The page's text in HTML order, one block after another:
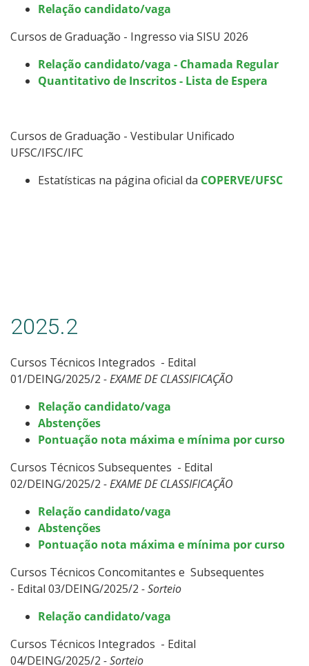
Relação candidato/vaga
Cursos de Graduação - Ingresso via SISU 2026
​​​​Relação candidato/vaga - Chamada Regular
Quantitativo de Inscritos - Lista de Espera
Cursos de Graduação - Vestibular Unificado
UFSC/IFSC/IFC
Estatísticas na página oficial da COPERVE/UFSC
2025.2
Cursos Técnicos Integrados - Edital
01/DEING/2025/2 - EXAME DE CLASSIFICAÇÃO
Relação candidato/vaga
Abstenções
Pontuação nota máxima e mínima por curso
Cursos Técnicos Subsequentes - Edital
02/DEING/2025/2 - EXAME DE CLASSIFICAÇÃO
Relação candidato/vaga
Abstenções
Pontuação nota máxima e mínima por curso
Cursos Técnicos Concomitantes e Subsequentes
- Edital 03/DEING/2025/2 - Sorteio
Relação candidato/vaga
Cursos Técnicos Integrados - Edital
04/DEING/2025/2 - Sorteio